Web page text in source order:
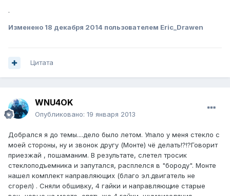
.
Изменено 18 декабря 2014 пользователем Eric_Drawen
Цитата
WNU4OK
Опубликовано: 19 января 2013
Добрался я до темы....дело было летом. Упало у меня стекло с
моей стороны, ну и звонок другу (Монте) чё делать!?!?Говорит
приезжай , пошаманим. В результате, слетел тросик
стеклоподъемника и запутался, расплелся в "бороду". Монте
нашел комплект направляющих (благо эл.двигатель не
сгорел) . Сняли обшивку, 4 гайки и направляющие старые